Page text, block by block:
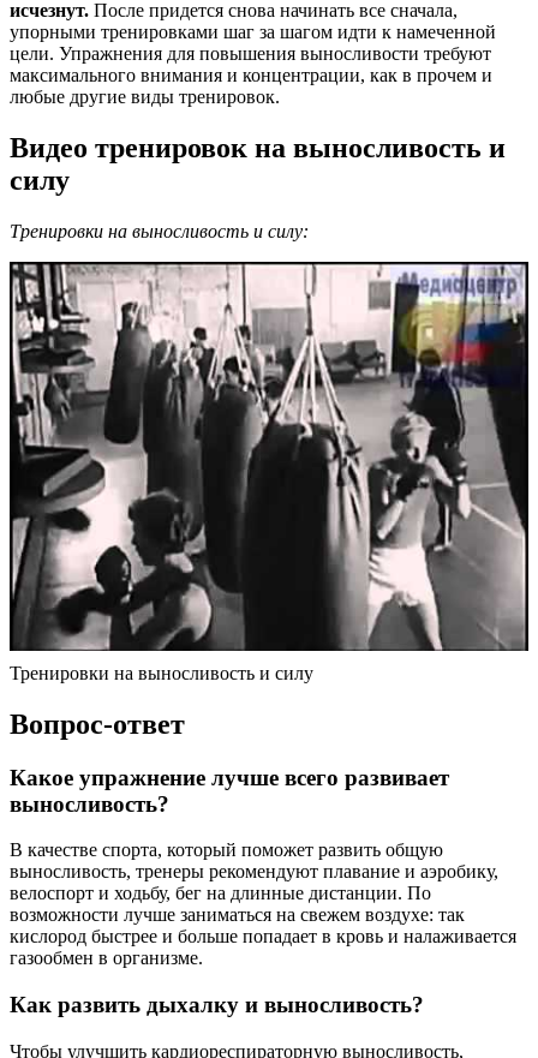
исчезнут. После придется снова начинать все сначала,
упорными тренировками шаг за шагом идти к намеченной
цели. Упражнения для повышения выносливости требуют
максимального внимания и концентрации, как в прочем и
любые другие виды тренировок.
Видео тренировок на выносливость и
силу
Тренировки на выносливость и силу:
Тренировки на выносливость и силу
Вопрос-ответ
Какое упражнение лучше всего развивает
выносливость?
В качестве спорта, который поможет развить общую
выносливость, тренеры рекомендуют плавание и аэробику,
велоспорт и ходьбу, бег на длинные дистанции. По
возможности лучше заниматься на свежем воздухе: так
кислород быстрее и больше попадает в кровь и налаживается
газообмен в организме.
Как развить дыхалку и выносливость?
Чтобы улучшить кардиореспираторную выносливость,